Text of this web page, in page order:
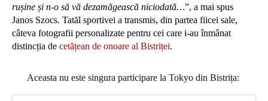
rușine și n-o să vă dezamăgească niciodată…”, a mai spus
Janos Szocs. Tatăl sportivei a transmis, din partea fiicei sale,
câteva fotografii personalizate pentru cei care i-au înmânat
distincția de cetățean de onoare al Bistriței.
Aceasta nu este singura participare la Tokyo din Bistrița: